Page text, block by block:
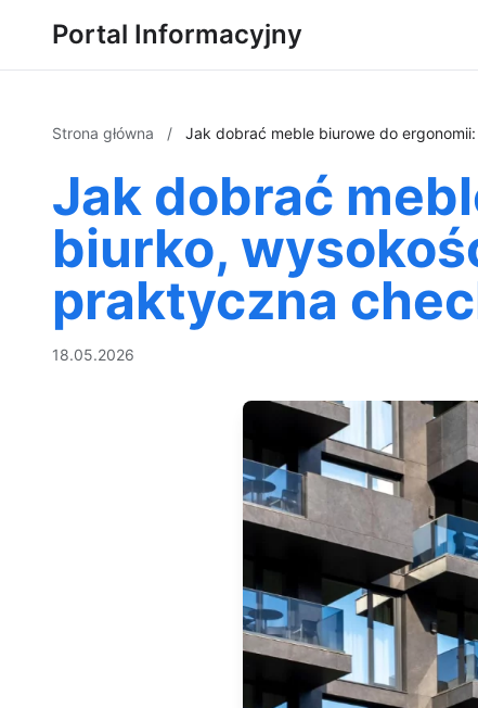
Portal Informacyjny
Strona główna / Jak dobrać meble biurowe do
Jak dobrać
biurko,
praktyczna
18.05.2026